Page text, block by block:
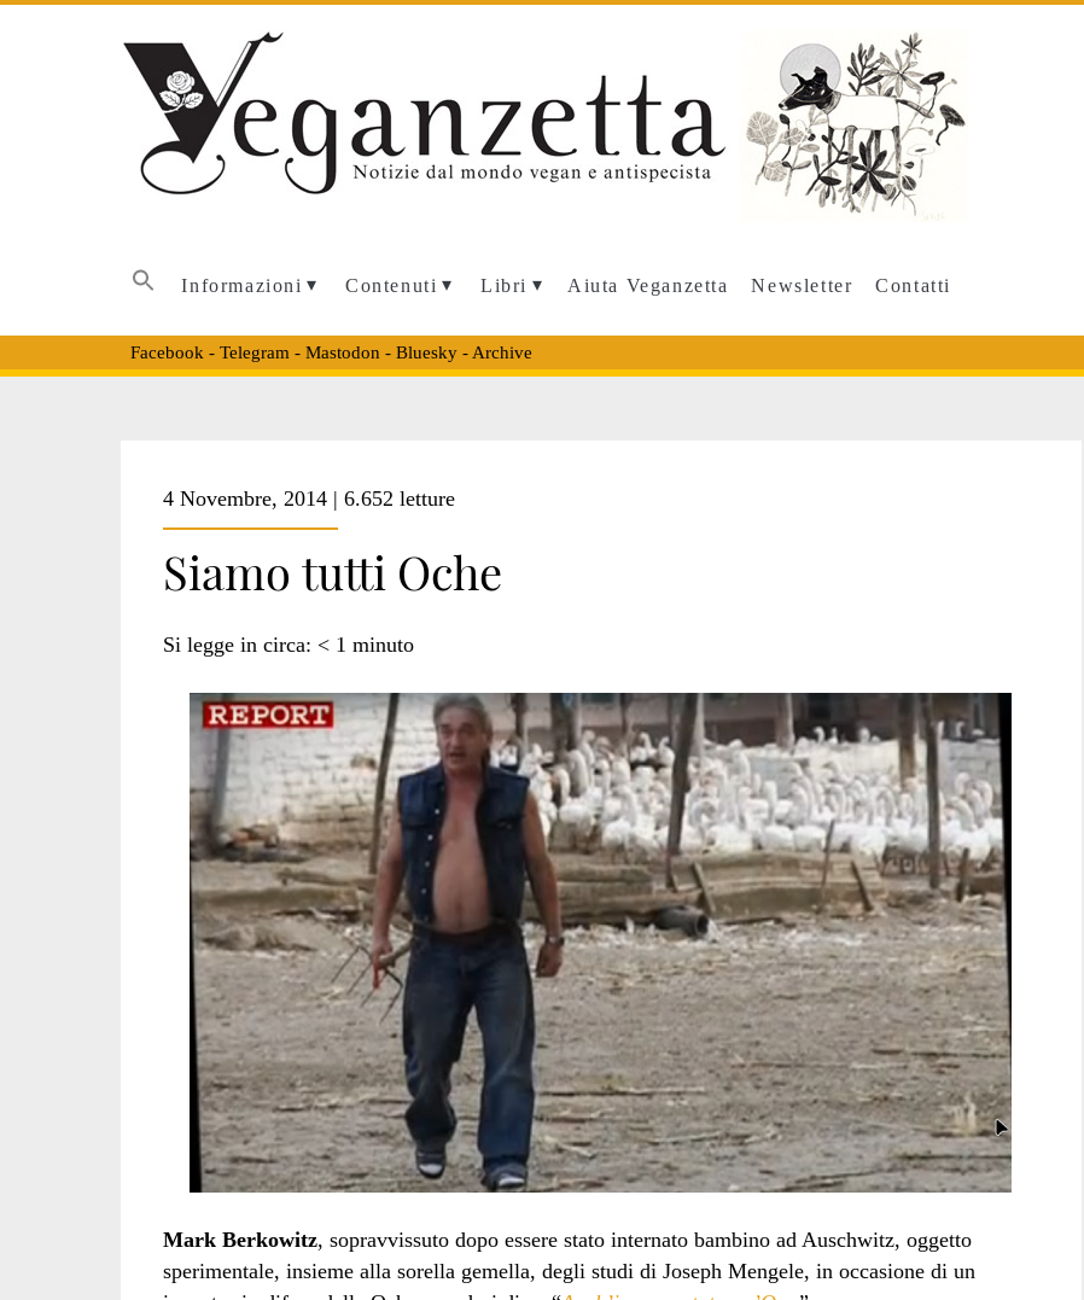
Informazioni Contenuti Libri Aiuta Veganzetta Newsletter Contatti
Facebook - Telegram - Mastodon - Bluesky- Archive
<span>Joseph
Mengele</span>
4 Novembre, 2014 | 6.652 letture
Siamo tutti Oche
Si legge in circa: < 1 minuto
Mark Berkowitz, sopravvissuto dopo essere stato internato bambino ad Auschwitz, oggetto
sperimentale, insieme alla sorella gemella, degli studi di Joseph Mengele, in occasione di un